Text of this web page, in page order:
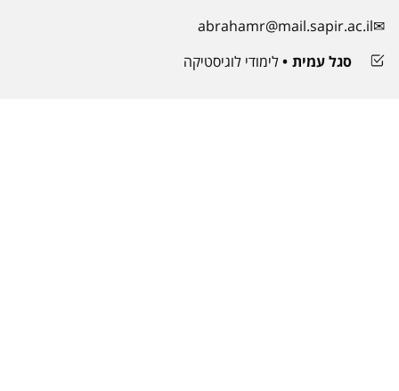
abrahamr@mail.sapir.ac.il
סגל עמית
לימודי לוגיסטיקה